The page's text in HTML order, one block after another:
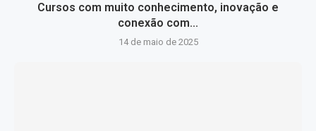
Cursos com muito conhecimento, inovação e
conexão com...
14 de maio de 2025